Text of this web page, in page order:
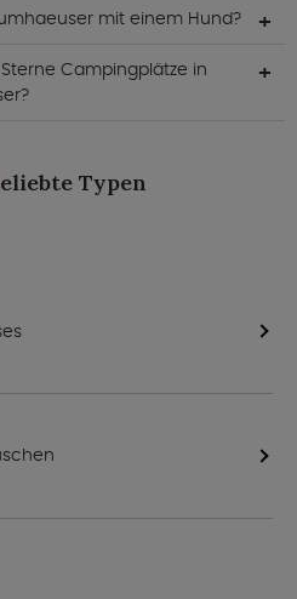
mit einem Hund?
Campingplätze in
Typen